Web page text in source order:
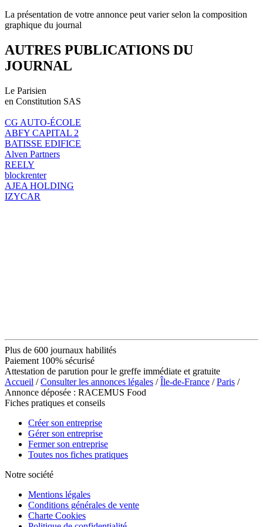
La présentation de votre annonce peut varier selon la composition
graphique du journal
AUTRES PUBLICATIONS DU
JOURNAL
Le Parisien
en Constitution SAS
CG AUTO-ÉCOLE
ABFY CAPITAL 2
BATISSE EDIFICE
Alven Partners
REELY
blockrenter
AJEA HOLDING
IZYCAR
Plus de 600 journaux habilités
Paiement 100% sécurisé
Attestation de parution pour le greffe immédiate et gratuite
Accueil /Consulter les annonces légales /Île-de-France /Paris /
Annonce déposée : RACEMUS Food
Fiches pratiques et conseils
Créer son entreprise
Gérer son entreprise
Fermer son entreprise
Toutes nos fiches pratiques
Notre société
Mentions légales
Conditions générales de vente
Charte Cookies